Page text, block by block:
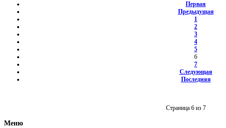
Первая
Предыдущая
1
2
3
4
5
6
7
Следующая
Последняя
Страница 6 из 7
Меню